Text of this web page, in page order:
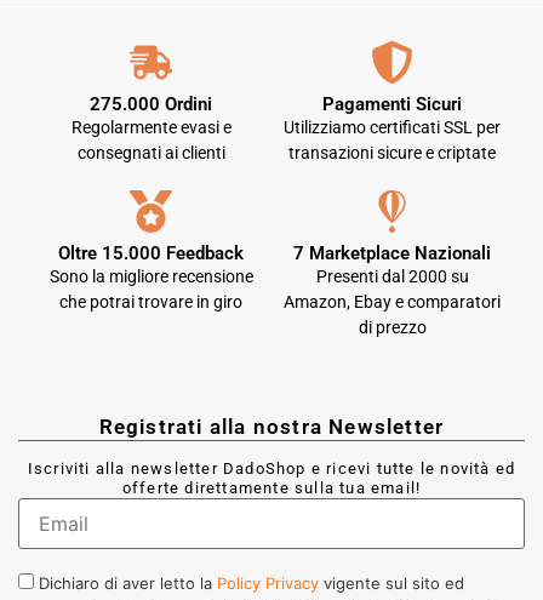
275.000 Ordini
Regolarmente evasi e
consegnati ai clienti
Pagamenti Sicuri
Utilizziamo certificati SSL per
transazioni sicure e criptate
Oltre 15.000 Feedback
Sono la migliore recensione
che potrai trovare in giro
7 Marketplace Nazionali
Presenti dal 2000 su
Amazon, Ebay e comparatori
di prezzo
Registrati alla nostra Newsletter
Iscriviti alla newsletter DadoShop e ricevi tutte le novità ed
offerte direttamente sulla tua email!
Dichiaro di aver letto la Policy Privacy vigente sul sito ed